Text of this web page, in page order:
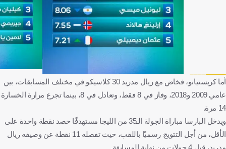
أما كريستيانو، فخاض مع ريال مدريد 30 كلاسيكو في مختلف المسابقات، بين
عامي 2009 و2018، وفاز في 8 فقط، وتعادل في 8، بينما تجرع مرارة الخسارة
14 مرة.
ويدخل البارسا مباراة الجولة الـ35 من الليجا مستهدفًا حصد نقطة واحدة على
الأقل، من أجل التتويج رسميًا باللقب، حيث تفصله 11 نقطة عن وصيفه ريال
مدريد، قبل 4 جولات من نهاية المسابقة.